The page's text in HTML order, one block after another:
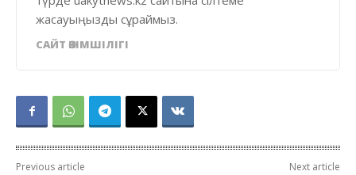
жасауыңызды сұраймыз.
САЙТ ӘКІМШІЛІГІ
Previous article
Next article